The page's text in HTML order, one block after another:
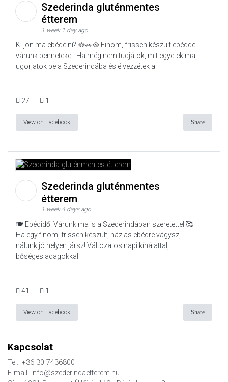
Szederinda gluténmentes
étterem
1 week 1 day ago
Ki jön ma ebédelni? 🥘🥗🥘 Finom, frissen készült ebéddel
várunk benneteket! Ha még nem tudjátok, mit egyetek ma,
ugorjatok be a Szederindába és élvezzétek a
27 1
View on Facebook Share
Szederinda gluténmentes
étterem
1 week 4 days ago
🍽️ Ebédidő! Várunk ma is a Szederindában szeretettel!🥰
Ha egy finom, frissen készült, házias ebédre vágysz,
nálunk jó helyen jársz! Változatos napi kínálattal,
bőséges adagokkal
41 1
View on Facebook Share
Kapcsolat
Tel.: +36 30 7436800
E-mail: info@szederindaetterem.hu